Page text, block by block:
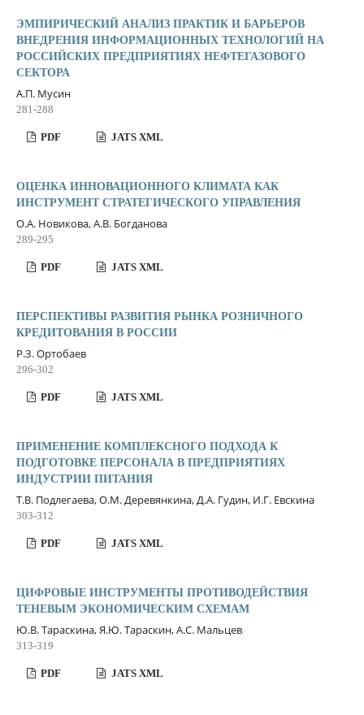
ЭМПИРИЧЕСКИЙ АНАЛИЗ ПРАКТИК И БАРЬЕРОВ
ВНЕДРЕНИЯ ИНФОРМАЦИОННЫХ ТЕХНОЛОГИЙ НА
РОССИЙСКИХ ПРЕДПРИЯТИЯХ НЕФТЕГАЗОВОГО
СЕКТОРА
А.П. Мусин
281-288
PDF JATS XML
ОЦЕНКА ИННОВАЦИОННОГО КЛИМАТА КАК
ИНСТРУМЕНТ СТРАТЕГИЧЕСКОГО УПРАВЛЕНИЯ
О.А. Новикова, А.В. Богданова
289-295
PDF JATS XML
ПЕРСПЕКТИВЫ РАЗВИТИЯ РЫНКА РОЗНИЧНОГО
КРЕДИТОВАНИЯ В РОССИИ
Р.З. Ортобаев
296-302
PDF JATS XML
ПРИМЕНЕНИЕ КОМПЛЕКСНОГО ПОДХОДА К
ПОДГОТОВКЕ ПЕРСОНАЛА В ПРЕДПРИЯТИЯХ
ИНДУСТРИИ ПИТАНИЯ
Т.В. Подлегаева, О.М. Деревянкина, Д.А. Гудин, И.Г. Евскина
303-312
PDF JATS XML
ЦИФРОВЫЕ ИНСТРУМЕНТЫ ПРОТИВОДЕЙСТВИЯ
ТЕНЕВЫМ ЭКОНОМИЧЕСКИМ СХЕМАМ
Ю.В. Тараскина, Я.Ю. Тараскин, А.С. Мальцев
313-319
PDF JATS XML